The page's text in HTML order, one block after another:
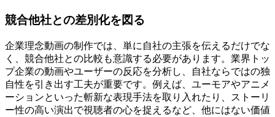
競合他社との差別化を図る
企業理念動画の制作では、単に自社の主張を伝えるだけでな
く、競合他社との比較も意識する必要があります。業界トッ
プ企業の動画やユーザーの反応を分析し、自社ならではの独
自性を引き出す工夫が重要です。例えば、ユーモアやアニメ
ーションといった斬新な表現手法を取り入れたり、ストーリ
ー性の高い演出で視聴者の心を捉えるなど、他にはない価値